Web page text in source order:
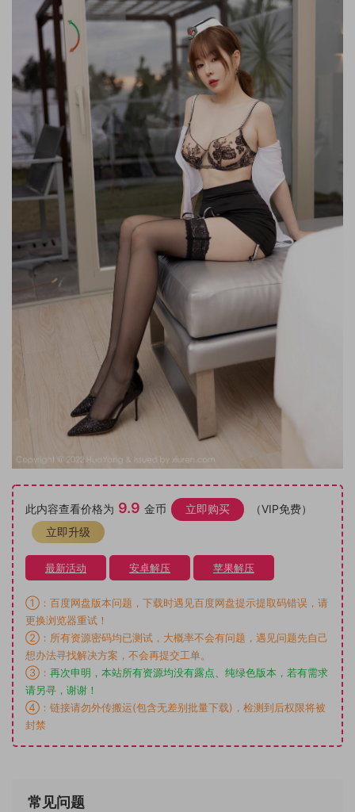
此内容查看价格为 9.9 金币 立即购买
（VIP免费）
立即升级
最新活动 安卓解压 苹果解压
①：百度网盘版本问题，下载时遇见百度网盘提示提取码错误，请
更换浏览器重试！
②：所有资源密码均已测试，大概率不会有问题，遇见问题先自己
想办法寻找解决方案，不会再提交工单。
③： 再次申明，本站所有资源均没有露点、纯绿色版本，若有需求
请另寻，谢谢！
④：链接请勿外传搬运(包含无差别批量下载)，检测到后权限将被
封禁
常见问题